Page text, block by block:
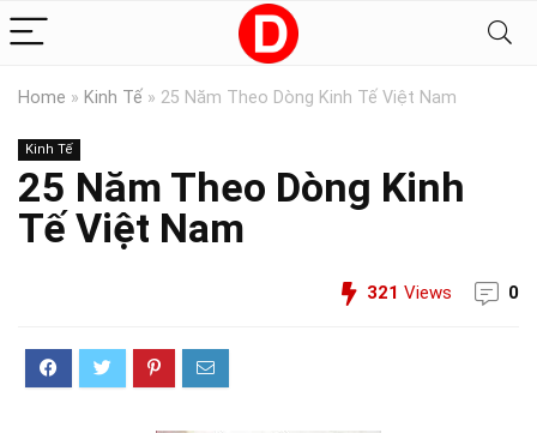
Home » Kinh Tế » 25 Năm Theo Dòng Kinh Tế Việt Nam
Kinh Tế
25 Năm Theo Dòng Kinh
Tế Việt Nam
321 Views 0